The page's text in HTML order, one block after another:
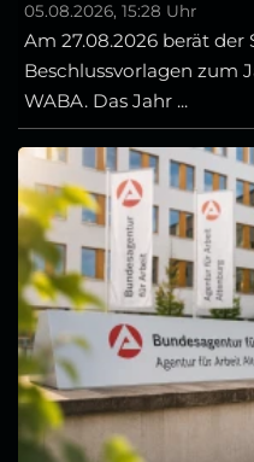
05.08.2026, 15:28 Uhr
Am 27.08.2026 berät der
Beschlussvorlagen zum
WABA. Das Jahr ...